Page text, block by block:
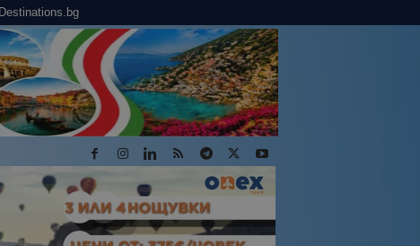
Destinations.bg